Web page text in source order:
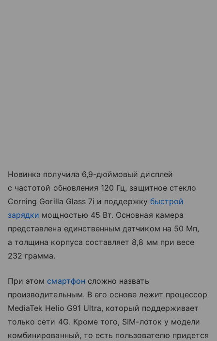
Новинка получила 6,9-дюймовый дисплей
с частотой обновления 120 Гц, защитное стекло
Corning Gorilla Glass 7i и поддержку быстрой
зарядки мощностью 45 Вт. Основная камера
представлена единственным датчиком на 50 Мп,
а толщина корпуса составляет 8,8 мм при весе
232 грамма.
При этом смартфон сложно назвать
производительным. В его основе лежит процессор
MediaTek Helio G91 Ultra, который поддерживает
только сети 4G. Кроме того, SIM-лоток у модели
комбинированный, то есть пользователю придется